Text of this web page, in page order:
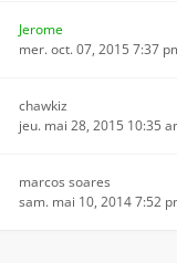
Jerome
mer. oct. 07, 2015 7:37
chawkiz
jeu. mai 28, 2015 10:35
marcos soares
sam. mai 10, 2014 7:52